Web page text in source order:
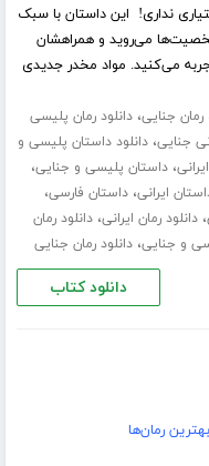
نداری! این داستان با سبک
می‌روید و همراهشان
می‌کنید. مواد مخدر جدیدی
رمان جنایی،دانلود رمان پلیسی
جنایی،دانلود داستان پلیسی و
،داستان پلیسی و جنایی،
ایرانی،داستان فارسی،
،دانلود رمان ایرانی،دانلود رمان
و جنایی،دانلود رمان جنایی
دانلود کتاب
رمان‌ها